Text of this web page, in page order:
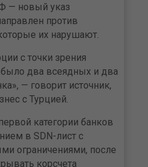
— новый указ
против
их нарушают.
с точки зрения
два всеядных и два
— говорит источник,
с Турцией.
категории банков
в SDN-лист с
ограничениями, после
корсчета